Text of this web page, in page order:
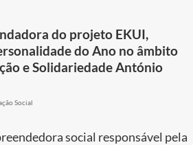
do projeto EKUI,
do Ano no âmbito
e Solidariedade António
Social
social responsável pela